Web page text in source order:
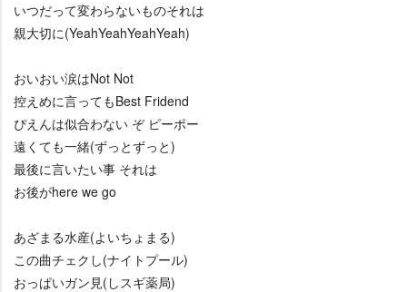
いつだって変わらないものそれは
親大切に(YeahYeahYeahYeah)
おいおい涙はNot Not
控えめに言ってもBest Fridend
ぴえんは似合わない ぞ ピーポー
遠くても一緒(ずっとずっと)
最後に言いたい事 それは
お後がhere we go
あざまる水産(よいちょまる)
この曲チェクし(ナイトプール)
おっぱいガン見(しスギ薬局)